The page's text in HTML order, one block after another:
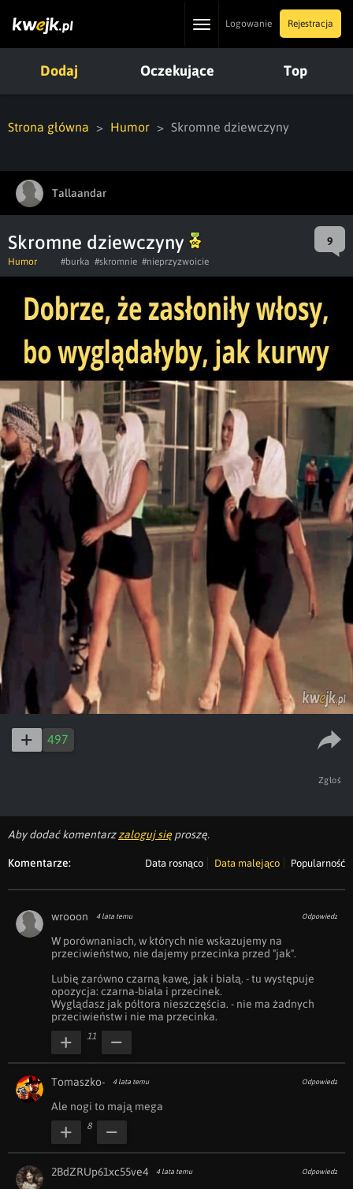
ToggleLogowanie Rejestracja
Dodaj Oczekujące Top
Strona główna Humor Skromne dziewczyny
Tallaandar
Skromne dziewczyny 9
Humor #burka #skromnie #nieprzyzwoicie
497
Zgłoś
Aby dodać komentarzzaloguj się proszę.
Komentarze: Data rosnąco Data malejąco Popularność
wrooon 4 lata temu Odpowiedz
W porównaniach, w których nie wskazujemy na
przeciwieństwo, nie dajemy przecinka przed "jak".
Lubię zarówno czarną kawę, jak i białą. - tu występuje
opozycja: czarna-biała i przecinek.
Wyglądasz jak półtora nieszczęścia. - nie ma żadnych
przeciwieństw i nie ma przecinka.
11
Tomaszko- 4 lata temu Odpowiedz
Ale nogi to mają mega
8
2BdZRUp61xc55ve4 4 lata temu Odpowiedz